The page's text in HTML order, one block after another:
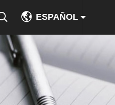
ESPAÑOL